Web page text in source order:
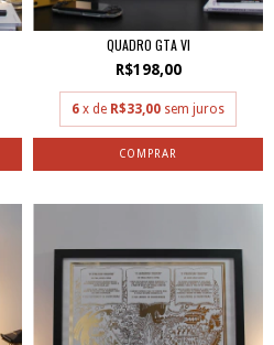
QUADRO GTA VI
R$198,00
6 x de R$33,00 sem juros